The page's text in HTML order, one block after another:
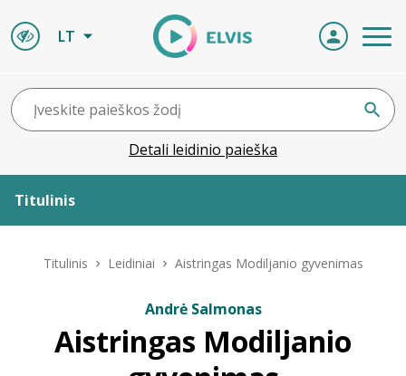
LT
Detali leidinio paieška
Titulinis
ELVIS atvyksta
Titulinis Leidiniai Aistringas Modiljanio gyvenimas
Andrė Salmonas
Aistringas Modiljanio